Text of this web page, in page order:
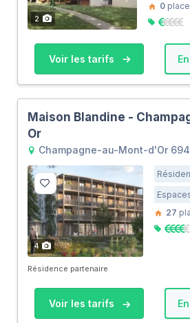
2
0
Voir les tarifs
Maison Blandine -
Or
Champagne-au-Mont-d'Or
4
27
Résidence partenaire
Voir les tarifs